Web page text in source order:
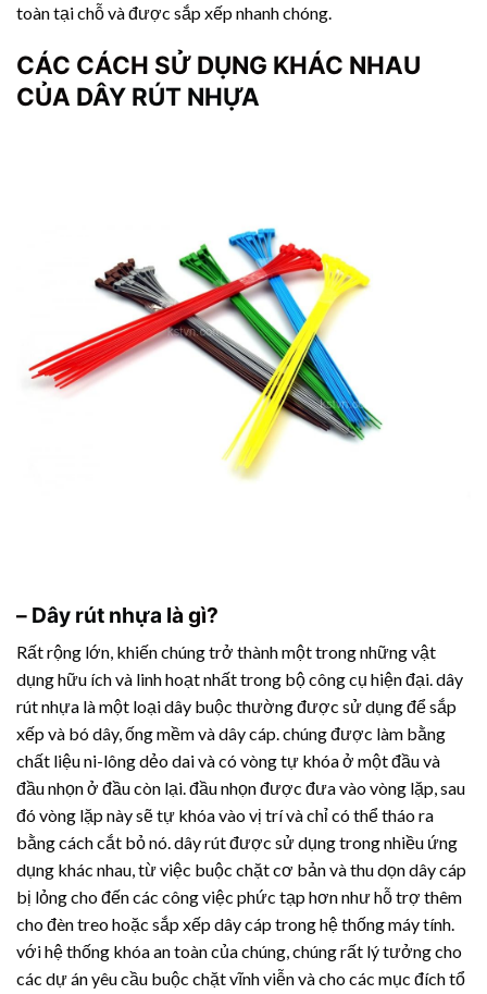
toàn tại chỗ và được sắp xếp nhanh chóng.
CÁC CÁCH SỬ DỤNG KHÁC NHAU
CỦA DÂY RÚT NHỰA
– Dây rút nhựa là gì?
Rất rộng lớn, khiến chúng trở thành một trong những vật
dụng hữu ích và linh hoạt nhất trong bộ công cụ hiện đại.dây
rút nhựa là một loại dây buộc thường được sử dụng để sắp
xếp và bó dây, ống mềm và dây cáp. chúng được làm bằng
chất liệu ni-lông dẻo dai và có vòng tự khóa ở một đầu và
đầu nhọn ở đầu còn lại. đầu nhọn được đưa vào vòng lặp, sau
đó vòng lặp này sẽ tự khóa vào vị trí và chỉ có thể tháo ra
bằng cách cắt bỏ nó. dây rút được sử dụng trong nhiều ứng
dụng khác nhau, từ việc buộc chặt cơ bản và thu dọn dây cáp
bị lỏng cho đến các công việc phức tạp hơn như hỗ trợ thêm
cho đèn treo hoặc sắp xếp dây cáp trong hệ thống máy tính.
với hệ thống khóa an toàn của chúng, chúng rất lý tưởng cho
các dự án yêu cầu buộc chặt vĩnh viễn và cho các mục đích tổ